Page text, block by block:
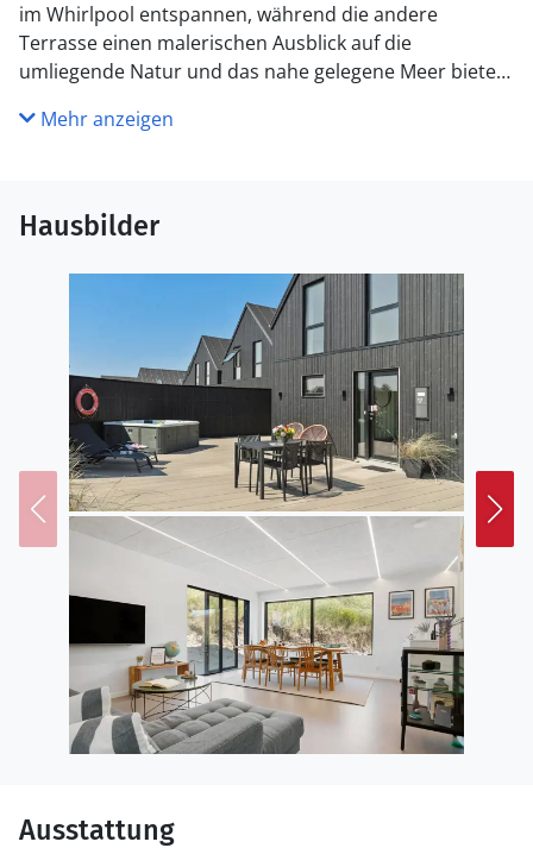
im Whirlpool entspannen, während die andere
Terrasse einen malerischen Ausblick auf die
umliegende Natur und das nahe gelegene Meer bietet.
Sonnenbaden, mit einem spannenden Buch oder bei
Direkt vor Ihrer Haustür beginnen gut ausgebaute
Wege, die Sie bequem zum Strand führen. Dieser lädt
zu ausgedehnten Spaziergängen und erfrischenden
Badeausflügen ein. Ein kurzer Spaziergang bringt Sie
ins malerische Gammel Skagen, wo Sie am berühmten
Sonnenuntergangsplatz ein leckeres Eis essen können.
Alternativ können Sie in einem der ausgezeichneten
Restaurants der Region ein exquisites Gourmetessen
genießen.
Nicht weit entfernt befindet sich der lebendige Hafen
von Skagen, ein Ort voller Charme und Aktivitäten. Hier
haben Sie die Möglichkeit, frischen Fisch direkt von den
ankommenden Booten zu kaufen, die lebendige
Atmosphäre zu genießen und die einzigartige
Mischung aus traditionellem Fischerdorf und
modernem Flair zu erleben, die diesen Ort so
besonders macht.
Mehr anzeigen
Hausbilder
Ausstattung